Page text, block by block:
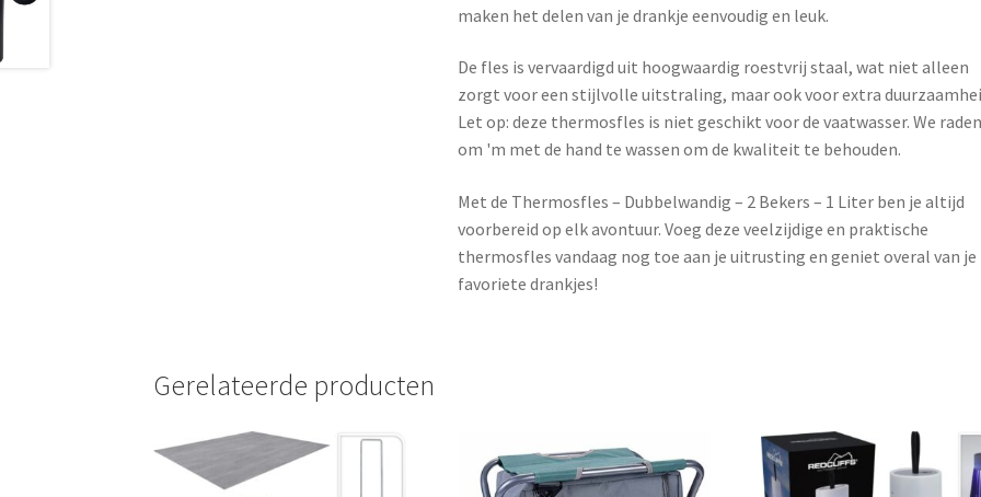
maken het delen van je drankje eenvoudig en leuk.
De fles is vervaardigd uit hoogwaardig roestvrij staal, wat niet alleen
zorgt voor een stijlvolle uitstraling, maar ook voor extra
Let op: deze thermosfles is niet geschikt voor de vaatwasser. We
om 'm met de hand te wassen om de kwaliteit te behouden.
Met de Thermosfles – Dubbelwandig – 2 Bekers – 1 Liter ben je altijd
voorbereid op elk avontuur. Voeg deze veelzijdige en praktische
thermosfles vandaag nog toe aan je uitrusting en geniet overal van je
favoriete drankjes!
Gerelateerde producten